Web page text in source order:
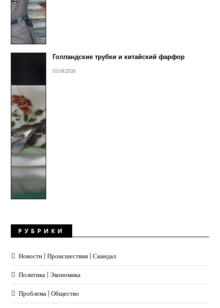
Голландские трубки и китайский фарфор
05.08.2026
РУБРИКИ
Новости | Происшествия | Скандал
Политика | Экономика
Проблема | Общество